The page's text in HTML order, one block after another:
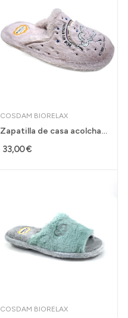
COSDAM BIORELAX
Zapatilla de casa acolchada Biorelax con pelo...
33,00 €
COSDAM BIORELAX